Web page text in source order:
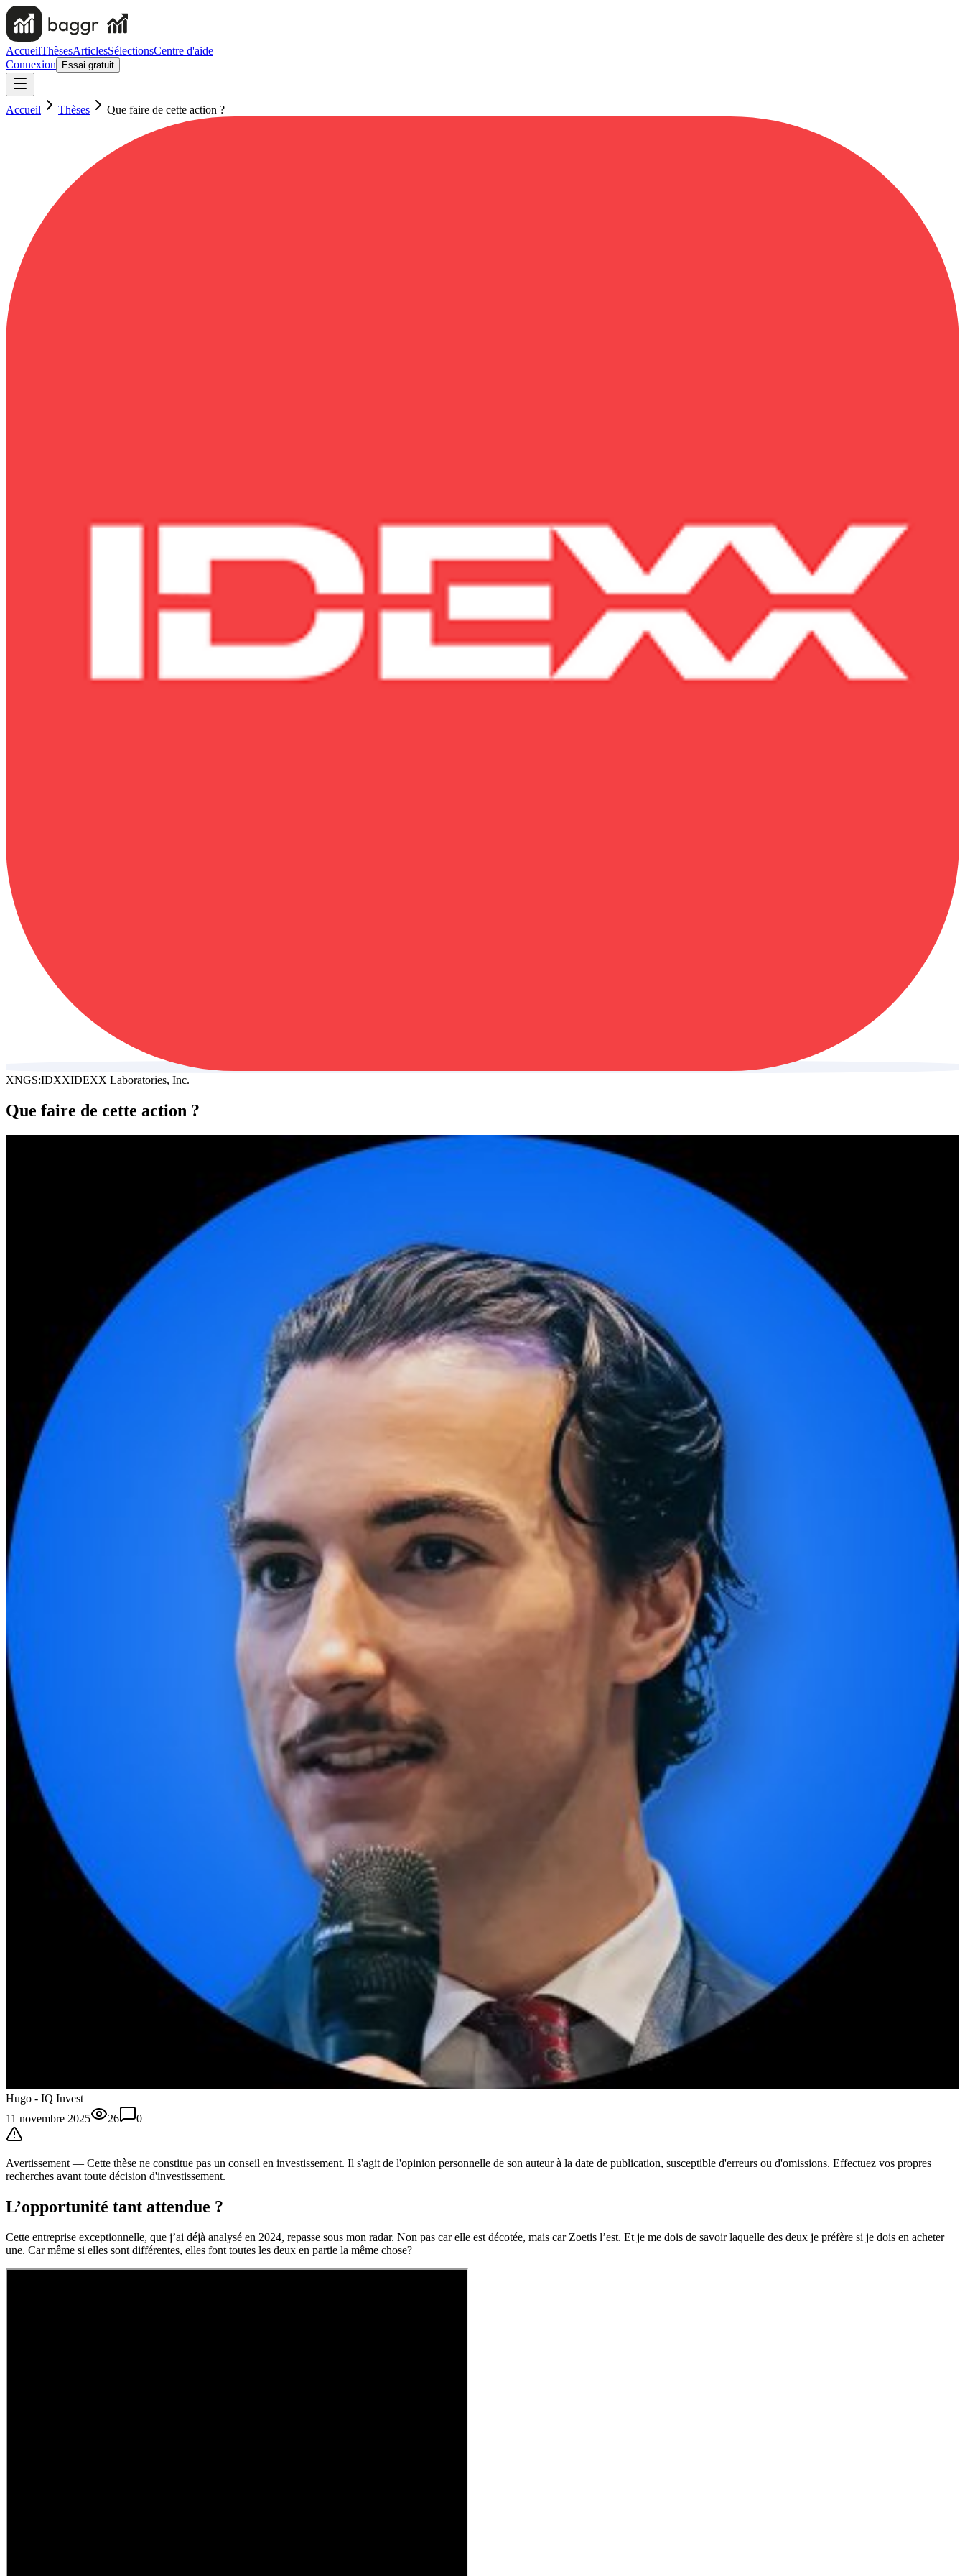
AccueilThèsesArticlesSélectionsCentre d'aide
Connexion
Essai gratuit
Accueil Thèses Que faire de cette action ?
XNGS:IDXXIDEXX Laboratories, Inc.
Que faire de cette action ?
Hugo - IQ Invest
11 novembre 2025
26 0
Avertissement — Cette thèse ne constitue pas un conseil en investissement. Il s'agit de l'opinion personnelle de son auteur à la date de publication, susceptible d'erreurs ou d'omissions. Effectuez vos propres
recherches avant toute décision d'investissement.
L’opportunité tant attendue ?
Cette entreprise exceptionnelle, que j’ai déjà analysé en 2024, repasse sous mon radar. Non pas car elle est décotée, mais car Zoetis l’est. Et je me dois de savoir laquelle des deux je préfère si je dois en acheter
une. Car même si elles sont différentes, elles font toutes les deux en partie la même chose?